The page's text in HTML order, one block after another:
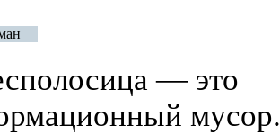
— это
мусор.